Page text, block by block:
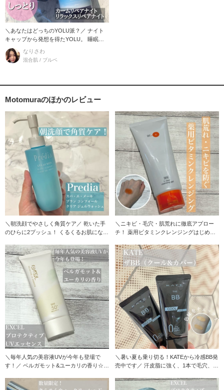
＼あなたはどっちのYOLU派？／ ナイト
キャップから発想を得たYOLU。 睡眠中
の
なりさわ
混合肌 / ブルベ
Motomuraのほかのレビュー
＼朝洗顔でやさしく角質ケア／ 乾いた手
のひらに2プッシュ！ くるくるお肌になじ
＼ニキビ・毛穴・肌荒れに徹底アプロー
チ！ 薬用ビタミンクレンジングはじめて
＼毎年人気の美容液UVが今年も登場で
す！／ ベルガモット&ユーカリの香り☆
＼暑い夏も乗り切る！KATEから冷感BB発
売中です／ 汗皮脂に強く、1本で毛穴、凹